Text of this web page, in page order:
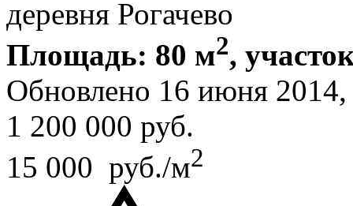
деревня Рогачево
Площадь: 80 м2,
Обновлено 16 июня
1 200 000 руб.
15 000 руб./м2